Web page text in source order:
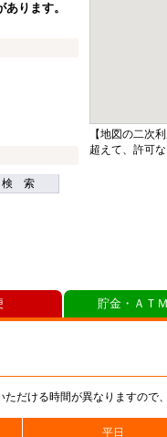
ります。
検 索
【地図の二次
超えて、許可
だける時間が異なりますので
平日
貯金・ＡＴ